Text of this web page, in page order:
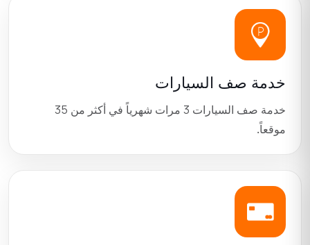
خدمة صف السيارات
خدمة صف السيارات 3 مرات شهرياً في أكثر من 35
موقعاً.